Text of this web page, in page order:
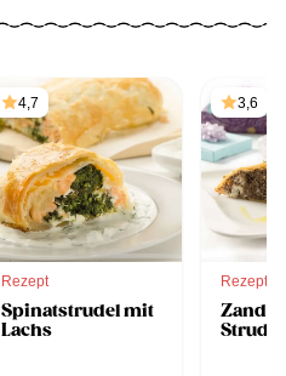
4,7
Rezept
Spinatstrudel mit
Lachs
3,6
Rezept